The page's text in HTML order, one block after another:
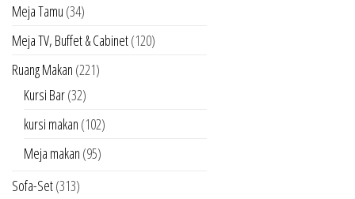
Meja Tamu (34)
Meja TV, Buffet & Cabinet(120)
Ruang Makan (221)
Kursi Bar(32)
kursi makan (102)
Meja makan (95)
Sofa-Set(313)